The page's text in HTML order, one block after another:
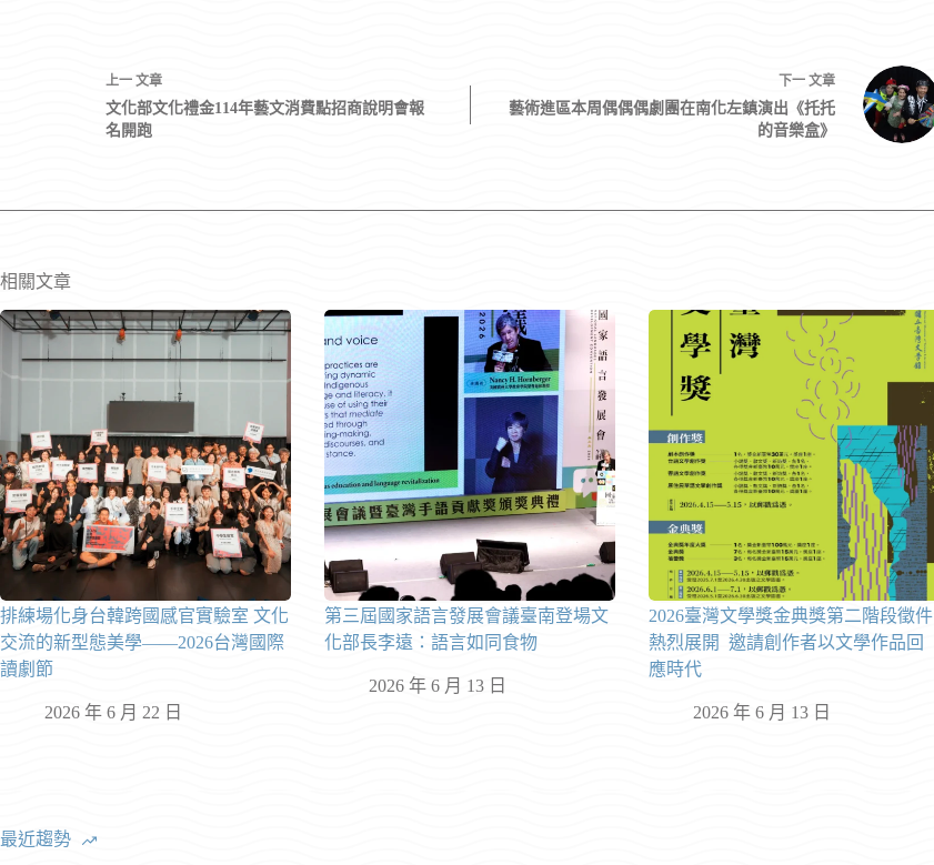
上一 文章
文化部文化禮金114年藝文消費點招商說明會報
名開跑
下一 文章
藝術進區本周偶偶偶劇團在南化左鎮演出《托托
的音樂盒》
相關文章
排練場化身台韓跨國感官實驗室 文化
交流的新型態美學——2026台灣國際
讀劇節
2026 年 6 月 22 日
第三屆國家語言發展會議臺南登場文
化部長李遠：語言如同食物
2026 年 6 月 13 日
2026臺灣文學獎金典獎第二階段徵件
熱烈展開 邀請創作者以文學作品回
應時代
2026 年 6 月 13 日
最近趨勢